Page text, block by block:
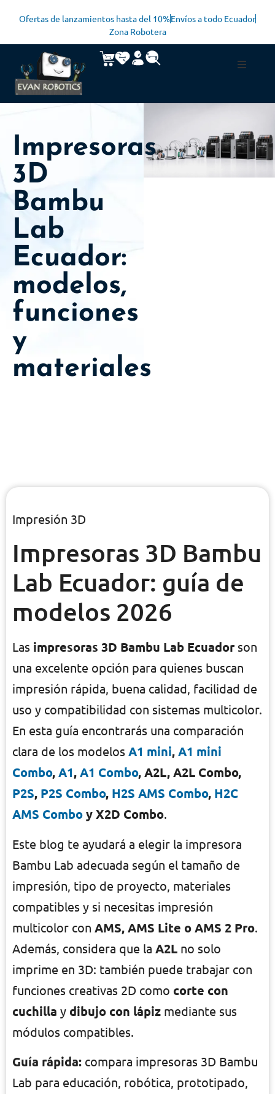
Ofertas de lanzamientos hasta del 10%Envíos a todo Ecuador
Zona Robotera
Impresoras
3D
Bambu
Lab
Ecuador:
modelos,
funciones
y
materiales
Impresión 3D
Impresoras 3D Bambu
Lab Ecuador: guía de
modelos 2026
Las impresoras 3D Bambu Lab Ecuadorson
una excelente opción para quienes buscan
impresión rápida, buena calidad, facilidad de
uso y compatibilidad con sistemas multicolor.
En esta guía encontrarás una comparación
clara de los modelos A1 mini,A1 mini
Combo,A1,A1 Combo, A2L, A2L Combo,
P2S, P2S Combo, H2S AMS Combo, H2C
AMS Comboy X2D Combo.
Este blog te ayudará a elegir la impresora
Bambu Lab adecuada según el tamaño de
impresión, tipo de proyecto, materiales
compatibles y si necesitas impresión
multicolor con AMS, AMS Lite o AMS 2 Pro.
Además, considera que la A2L no solo
imprime en 3D: también puede trabajar con
funciones creativas 2D como corte con
cuchilla y dibujo con lápiz mediante sus
módulos compatibles.
Guía rápida: compara impresoras 3D Bambu
Lab para educación, robótica, prototipado,